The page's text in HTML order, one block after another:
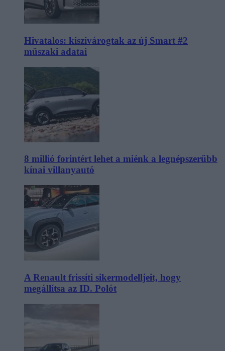
Hivatalos: kiszivárogtak az új Smart #2
műszaki adatai
8 millió forintért lehet a miénk a legnépszerűbb
kínai villanyautó
A Renault frissíti sikermodelljeit, hogy
megállítsa az ID. Polót